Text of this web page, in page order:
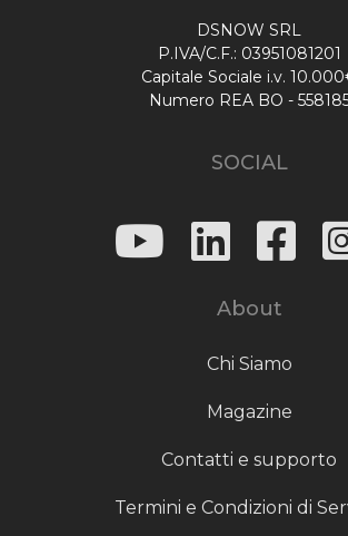
DSNOW SRL
P.IVA/C.F.: 03951081201
Capitale Sociale i.v.
Numero REA BO -
SOCIAL
About
Chi Siamo
Magazine
Contatti e supporto
Termini e Condizioni di